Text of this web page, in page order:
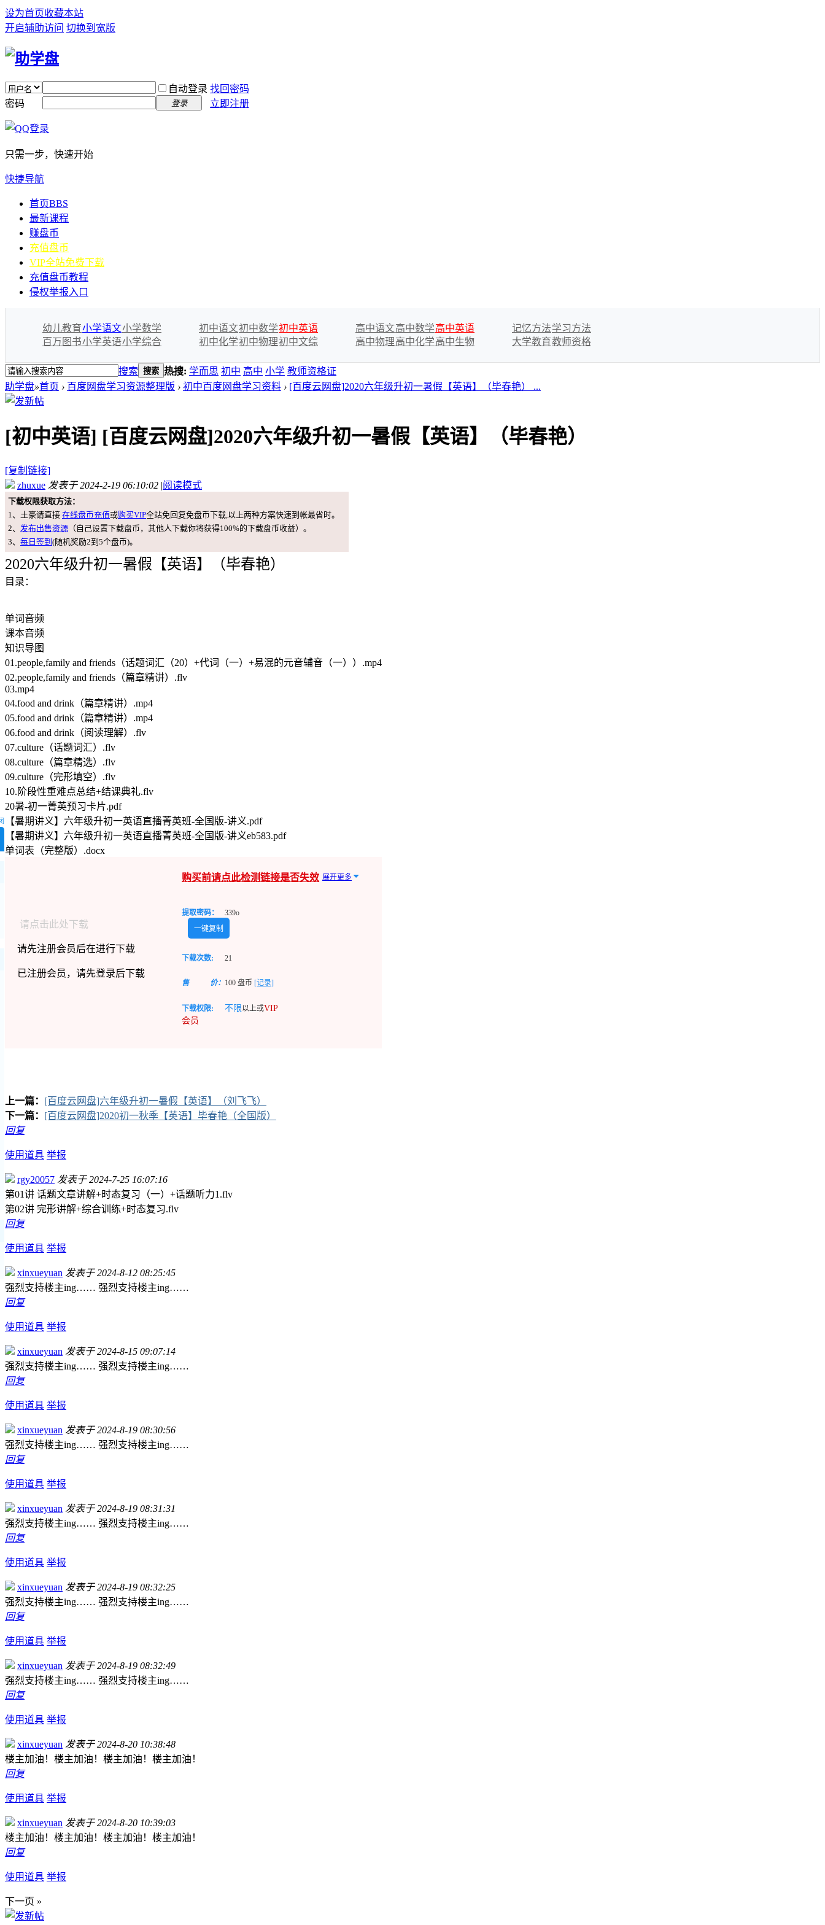
设为首页收藏本站
开启辅助访问 切换到宽版
自动登录 找回密码
密码
登录 立即注册
只需一步，快速开始
快捷导航
首页BBS
最新课程
赚盘币
充值盘币
VIP全站免费下载
充值盘币教程
侵权举报入口
幼儿教育小学语文小学数学
百万图书小学英语小学综合
初中语文初中数学初中英语
初中化学初中物理初中文综
高中语文高中数学高中英语
高中物理高中化学高中生物
记忆方法学习方法
大学教育教师资格
搜索 搜索 热搜: 学而思 初中 高中 小学 教师资格证
助学盘»首页 › 百度网盘学习资源整理版 › 初中百度网盘学习资料 › [百度云网盘]2020六年级升初一暑假【英语】（毕春艳） ...
[初中英语] [百度云网盘]2020六年级升初一暑假【英语】（毕春艳）
[复制链接]
zhuxue 发表于 2024-2-19 06:10:02 |阅读模式
下载权限获取方法：
1、土豪请直接 在线盘币充值或购买VIP全站免回复免盘币下载,以上两种方案快速到帐最省时。
2、 发布出售资源 （自己设置下载盘币，其他人下载你将获得100%的下载盘币收益）。
3、 每日签到 (随机奖励2到5个盘币)。
2020六年级升初一暑假【英语】（毕春艳）
目录：
单词音频
课本音频
知识导图
01.people,family and friends（话题词汇（20）+代词（一）+易混的元音辅音（一））.mp4
02.people,family and friends（篇章精讲）.flv
03.mp4
04.food and drink（篇章精讲）.mp4
05.food and drink（篇章精讲）.mp4
06.food and drink（阅读理解）.flv
07.culture（话题词汇）.flv
08.culture（篇章精选）.flv
09.culture（完形填空）.flv
10.阶段性重难点总结+结课典礼.flv
20暑-初一菁英预习卡片.pdf
【暑期讲义】六年级升初一英语直播菁英班-全国版-讲义.pdf
【暑期讲义】六年级升初一英语直播菁英班-全国版-讲义eb583.pdf
单词表（完整版）.docx
请点击此处下载
请先注册会员后在进行下载
已注册会员，请先登录后下载
购买前请点此检测链接是否失效 展开更多
提取密码：
339o
一键复制
下载次数: 21
售 价： 100 盘币 [记录]
下载权限: 不限以上或VIP
会员
上一篇： [百度云网盘]六年级升初一暑假【英语】（刘飞飞）
下一篇： [百度云网盘]2020初一秋季【英语】毕春艳（全国版）
回复
使用道具 举报
rgy20057 发表于 2024-7-25 16:07:16
第01讲 话题文章讲解+时态复习（一）+话题听力1.flv
第02讲 完形讲解+综合训练+时态复习.flv
回复
使用道具 举报
xinxueyuan 发表于 2024-8-12 08:25:45
强烈支持楼主ing…… 强烈支持楼主ing……
回复
使用道具 举报
xinxueyuan 发表于 2024-8-15 09:07:14
强烈支持楼主ing…… 强烈支持楼主ing……
回复
使用道具 举报
xinxueyuan 发表于 2024-8-19 08:30:56
强烈支持楼主ing…… 强烈支持楼主ing……
回复
使用道具 举报
xinxueyuan 发表于 2024-8-19 08:31:31
强烈支持楼主ing…… 强烈支持楼主ing……
回复
使用道具 举报
xinxueyuan 发表于 2024-8-19 08:32:25
强烈支持楼主ing…… 强烈支持楼主ing……
回复
使用道具 举报
xinxueyuan 发表于 2024-8-19 08:32:49
强烈支持楼主ing…… 强烈支持楼主ing……
回复
使用道具 举报
xinxueyuan 发表于 2024-8-20 10:38:48
楼主加油！楼主加油！楼主加油！楼主加油！
回复
使用道具 举报
xinxueyuan 发表于 2024-8-20 10:39:03
楼主加油！楼主加油！楼主加油！楼主加油！
回复
使用道具 举报
下一页 »